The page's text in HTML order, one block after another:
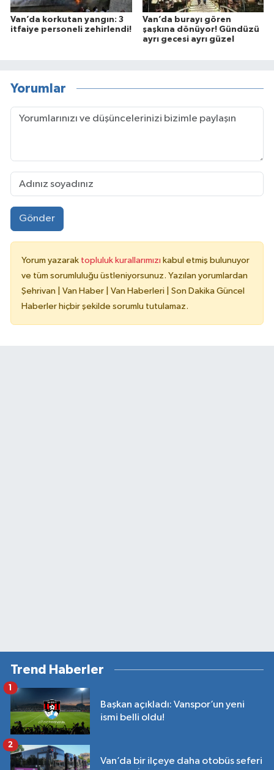
Van’da korkutan yangın: 3
itfaiye personeli zehirlendi!
Van’da burayı gören
şaşkına dönüyor! Gündüzü
ayrı gecesi ayrı güzel
Yorumlar
Gönder
Yorum yazarak topluluk kurallarımızı kabul etmiş bulunuyor
ve tüm sorumluluğu üstleniyorsunuz. Yazılan yorumlardan
Şehrivan | Van Haber | Van Haberleri | Son Dakika Güncel
Haberler hiçbir şekilde sorumlu tutulamaz.
Trend Haberler
Başkan açıkladı: Vanspor’un yeni
ismi belli oldu!
1
Van’da bir ilçeye daha otobüs seferi
2